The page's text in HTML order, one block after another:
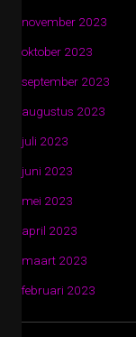
november 2023
oktober 2023
september 2023
augustus 2023
juli 2023
juni 2023
mei 2023
april 2023
maart 2023
februari 2023